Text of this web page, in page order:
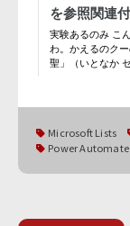
Microsoft Lists
Power Automate